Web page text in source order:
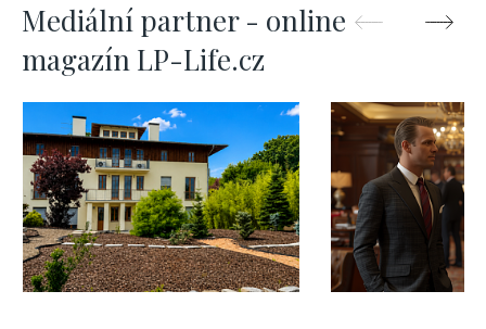
Mediální partner - online
magazín LP-Life.cz